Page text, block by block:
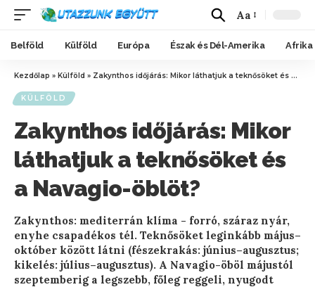
Aa
Belföld Külföld Európa Észak és Dél-Amerika Afrika
Kezdőlap » Külföld » Zakynthos időjárás: Mikor láthatjuk a teknősöket és a Navagio-öblöt?
KÜLFÖLD
Zakynthos időjárás: Mikor
láthatjuk a teknősöket és
a Navagio-öblöt?
Zakynthos: mediterrán klíma - forró, száraz nyár,
enyhe csapadékos tél. Teknősöket leginkább május–
október között látni (fészekrakás: június–augusztus;
kikelés: július–augusztus). A Navagio-öböl májustól
szeptemberig a legszebb, főleg reggeli, nyugodt